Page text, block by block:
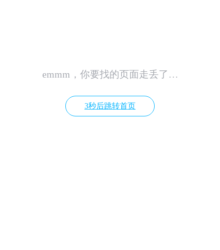
emmm，你要找的页面走丢了…
3秒后跳转首页